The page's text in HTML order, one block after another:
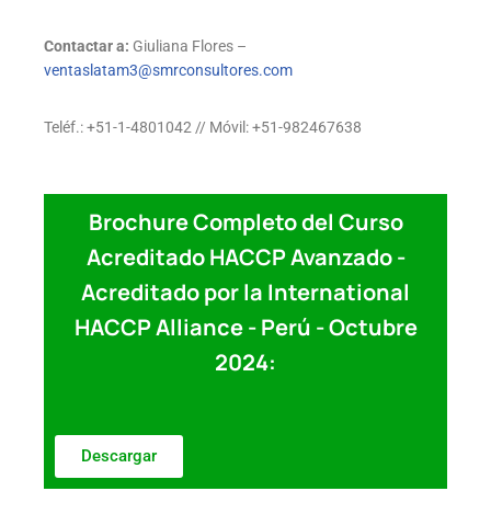
Contactar a: Giuliana Flores –
ventaslatam3@smrconsultores.com
Teléf.: +51-1-4801042 // Móvil: +51-982467638
Brochure Completo del Curso
Acreditado HACCP Avanzado -
Acreditado por la International
HACCP Alliance - Perú - Octubre
2024:
Descargar